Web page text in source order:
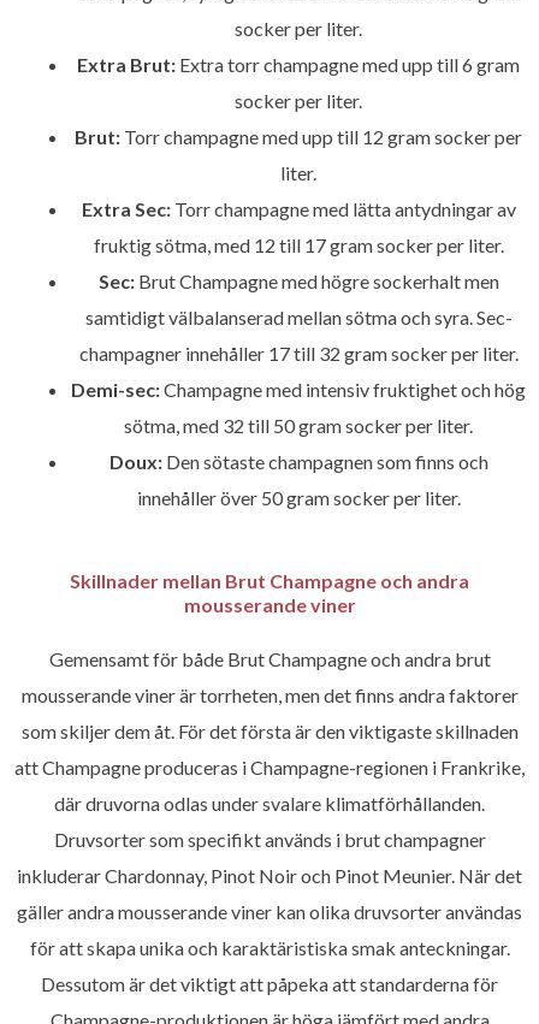
socker per liter.
Extra Brut: Extra torr champagne med upp till 6 gram
socker per liter.
Brut: Torr champagne med upp till 12 gram socker per
liter.
Extra Sec:Torr champagne med lätta antydningar av
fruktig sötma, med 12 till 17 gram socker per liter.
Sec:Brut Champagne med högre sockerhalt men
samtidigt välbalanserad mellan sötma och syra. Sec-
champagner innehåller 17 till 32 gram socker per liter.
Demi-sec:Champagne med intensiv fruktighet och hög
sötma, med 32 till 50 gram socker per liter.
Doux:Den sötaste champagnen som finns och
innehåller över 50 gram socker per liter.
Skillnader mellan Brut Champagne och andra
mousserande viner
Gemensamt för både Brut Champagne och andra brut
mousserande viner är torrheten, men det finns andra faktorer
som skiljer dem åt. För det första är den viktigaste skillnaden
att Champagne produceras i Champagne-regionen i Frankrike,
där druvorna odlas under svalare klimatförhållanden.
Druvsorter som specifikt används i brut champagner
inkluderar Chardonnay, Pinot Noir och Pinot Meunier. När det
gäller andra mousserande viner kan olika druvsorter användas
för att skapa unika och karaktäristiska smak anteckningar.
Dessutom är det viktigt att påpeka att standarderna för